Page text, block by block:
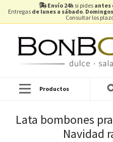
Envío 24h si pides antes
Entregas de lunes a sábado.
Consultar los
Productos
Lata bombones
Navidad